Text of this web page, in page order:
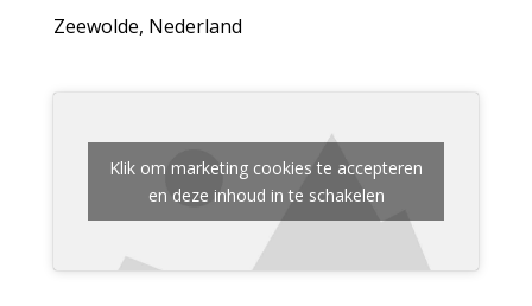
Zeewolde, Nederland
Klik om marketing cookies te accepteren
en deze inhoud in te schakelen